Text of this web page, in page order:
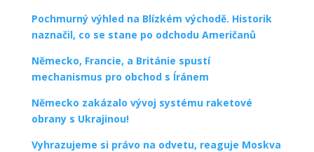
Pochmurný výhled na Blízkém východě. Historik
naznačil, co se stane po odchodu Američanů
Německo, Francie, a Británie spustí
mechanismus pro obchod s Íránem
Německo zakázalo vývoj systému raketové
obrany s Ukrajinou!
Vyhrazujeme si právo na odvetu, reaguje Moskva